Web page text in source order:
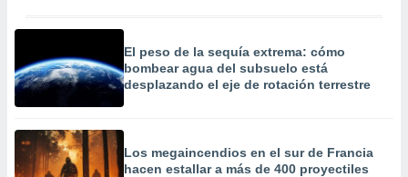
El peso de la sequía extrema: cómo
bombear agua del subsuelo está
desplazando el eje de rotación terrestre
Los megaincendios en el sur de Francia
hacen estallar a más de 400 proyectiles